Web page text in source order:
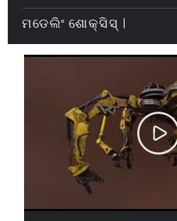
ମଡେଲିଂ ଶୋକ୍ସିସ୍ |